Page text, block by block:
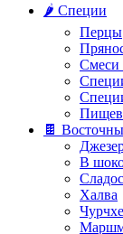
🌶️ Специи
Перцы
Смеси
🍫
В
Халва